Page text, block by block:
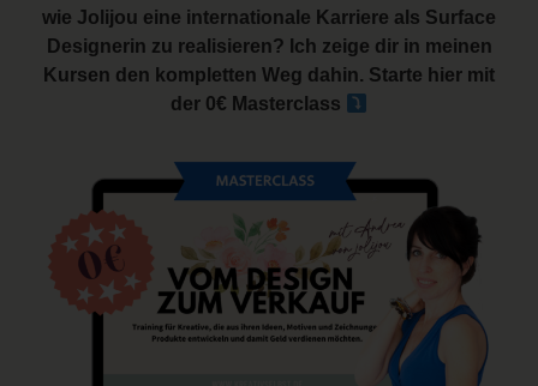
wie Jolijou eine internationale Karriere als Surface
Designerin zu realisieren? Ich zeige dir in meinen
Kursen den kompletten Weg dahin. Starte hier mit
der 0€ Masterclass